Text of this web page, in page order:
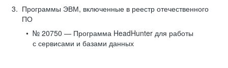
Программы ЭВМ, включенные в реестр отечественного
ПО
№ 20750 — Программа HeadHunter для работы
с сервисами и базами данных